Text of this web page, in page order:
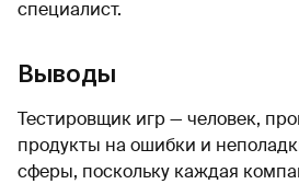
специалист.
Выводы
Тестировщик игр — человек,
продукты на ошибки и
сферы, поскольку каждая